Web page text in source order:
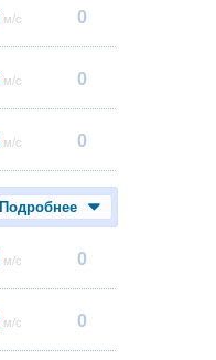
м/с 0
м/с 0
м/с 0
Подробнее
м/с 0
м/с 0